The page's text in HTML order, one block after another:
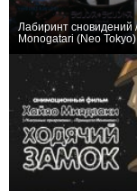
Лабиринт сновидений
Monogatari (Neo Tokyo)